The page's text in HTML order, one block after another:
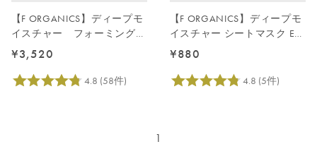
【F ORGANICS】ディープモ
イスチャー フォーミングウ
ォッシュ 150ｍL
¥3,520
【F ORGANICS】ディープモ
イスチャー シートマスク E
レイユールデルブの香り
¥880
1